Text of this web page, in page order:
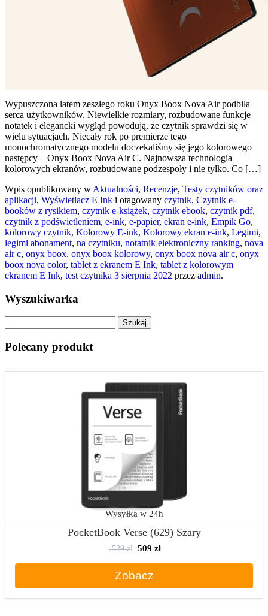
Wypuszczona latem zeszłego roku Onyx Boox Nova Air podbiła
serca użytkowników. Niewielkie rozmiary, rozbudowane funkcje
notatek i elegancki wygląd powodują, że czytnik sprawdzi się w
wielu sytuacjach. Niecały rok po premierze tego
monochromatycznego modelu doczekaliśmy się jego kolorowego
następcy – Onyx Boox Nova Air C. Najnowsza technologia
kolorowych ekranów, rozbudowane podzespoły i nie tylko. Co […]
Wpis opublikowany w Aktualności, Recenzje, Testy czytników oraz
aplikacji, Wyświetlacz E Ink i otagowany czytnik, Czytnik e-
booków z rysikiem, czytnik e-książek, czytnik ebook, czytnik pdf,
czytnik z podświetleniem, e-ink, e-papier, ekran e-ink, Empik Go,
kolorowy czytnik, Kolorowy E-ink, Kolorowy ekran e-ink, Legimi,
legimi abonament, na czytniku, notatnik elektroniczny ranking, nova
air c, onyx boox, onyx boox kolorowy, onyx boox nova air c, onyx
boox nova color, tablet z ekranem E Ink, tablet z kolorowym
ekranem E Ink, test czytnika 3 sierpnia 2022 przez admin.
Wyszukiwarka
Polecany produkt
Wysyłka w 24h
PocketBook Verse (629) Szary
529 zł 509 zł
Zobacz